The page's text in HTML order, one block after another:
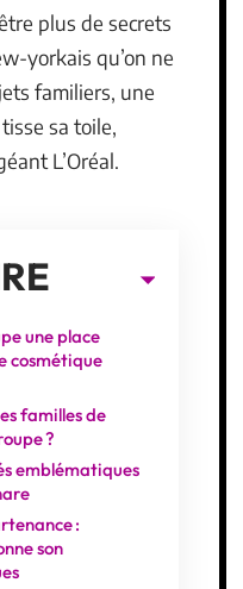
plus de secrets
yorkais qu’on ne
familiers, une
sa toile,
L’Oréal.
une place
cosmétique
familles de
?
emblématiques
:
son